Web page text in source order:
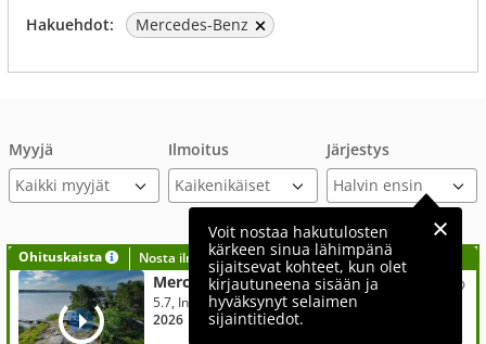
Hakuehdot: Mercedes-Benz
Myyjä
Kaikki myyjät
Ilmoitus Järjestys
Voit nostaa hakutulosten
kärkeen sinua lähimpänä
sijaitsevat kohteet, kun olet
kirjautuneena sisään ja
hyväksynyt selaimen
sijaintitiedot.
Ohituskaista Nosta ilmoituksesi tähän?
5.7, Integroitu, Unimog 416
2026
● Diesel● Manuaali